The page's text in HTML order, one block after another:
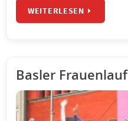
WEITERLESEN
Basler Frauenlauf